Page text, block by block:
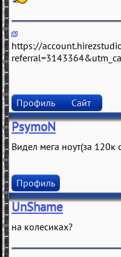
https://
Профиль Сайт
PsymoN
Видел мега ноут(за
Профиль
UnShame
на колесиках?